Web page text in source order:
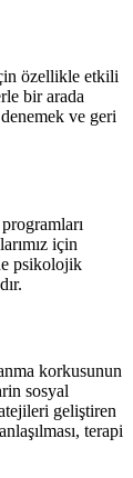
özellikle etkili
bir arada
ve geri
için
psikolojik
korkusunun
sosyal
geliştiren
terapi